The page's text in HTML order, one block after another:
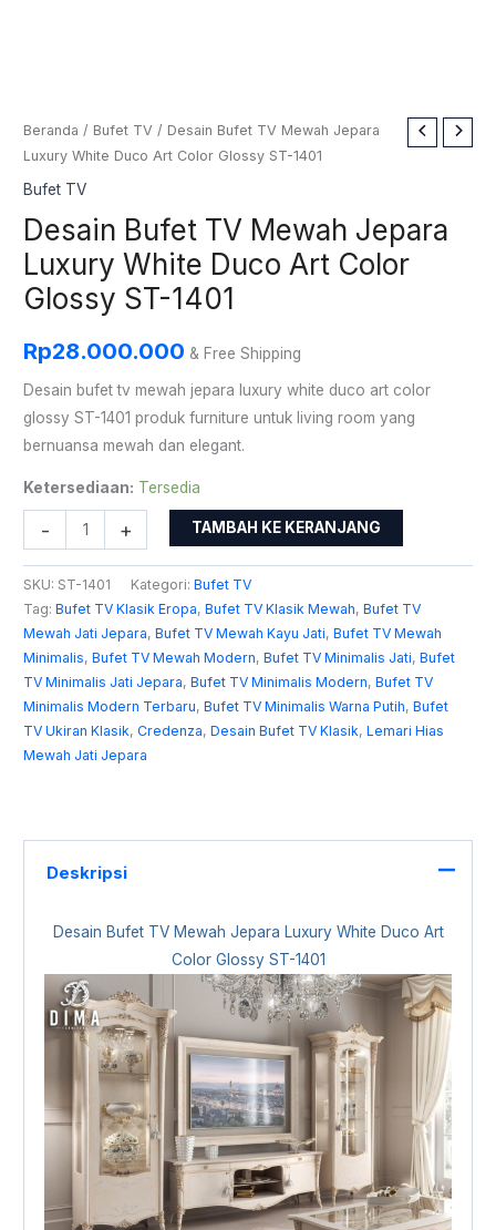
Beranda / Bufet TV / Desain Bufet TV Mewah Jepara
Luxury White Duco Art Color Glossy ST-1401
Bufet TV
Desain Bufet TV Mewah Jepara
Luxury White Duco Art Color
Glossy ST-1401
Rp28.000.000 & Free Shipping
Desain bufet tv mewah jepara luxury white duco art color
glossy ST-1401 produk furniture untuk living room yang
bernuansa mewah dan elegant.
Ketersediaan: Tersedia
-
Kuantitas
Desain
Bufet
Mewah
Jepara
Luxury
Duco
Art
Color
Glossy
1401
+ TAMBAH KE KERANJANG
SKU: ST-1401 Kategori:Bufet TV
Tag:Bufet TV Klasik Eropa,Bufet TV Klasik Mewah,Bufet TV
Mewah Jati Jepara,Bufet TV Mewah Kayu Jati,Bufet TV Mewah
Minimalis,Bufet TV Mewah Modern,Bufet TV Minimalis Jati,Bufet
TV Minimalis Jati Jepara,Bufet TV Minimalis Modern,Bufet TV
Minimalis Modern Terbaru,Bufet TV Minimalis Warna Putih,Bufet
TV Ukiran Klasik,Credenza,Desain Bufet TV Klasik,Lemari Hias
Mewah Jati Jepara
Deskripsi
Desain Bufet TV Mewah Jepara Luxury White Duco Art
Color Glossy ST-1401